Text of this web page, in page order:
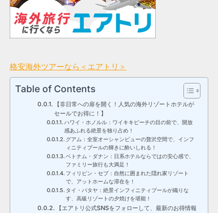
格安海外ツアーなら＜エアトリ＞
Table of Contents
【非日常への扉を開く！人気の海外リゾートホテルが
セールでお得に！】
ハワイ・ホノルル：ワイキキビーチの目の前で、開放
感あふれる絶景を独り占め！
グアム：全室オーシャンビューの贅沢空間で、インフ
ィニティプールの輝きに酔いしれる！
ベトナム・ダナン：日系ホテルならではの安心感で、
ファミリー旅行も大満足！
フィリピン・セブ：自然に囲まれた隠れ家リゾート
で、アットホームな滞在を！
タイ・パタヤ：絶景インフィニティプールが織りな
す、高級リゾートの夕焼けを堪能！
【エアトリ公式SNSをフォローして、最新のお得情報